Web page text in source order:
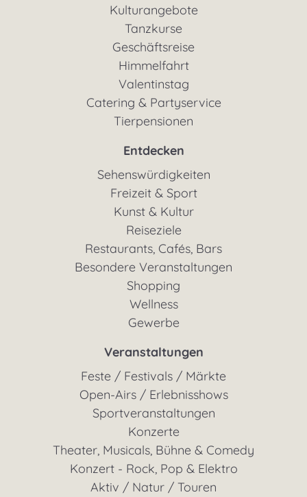
Kulturangebote
Tanzkurse
Geschäftsreise
Himmelfahrt
Valentinstag
Catering & Partyservice
Tierpensionen
Entdecken
Sehenswürdigkeiten
Freizeit & Sport
Kunst & Kultur
Reiseziele
Restaurants, Cafés, Bars
Besondere Veranstaltungen
Shopping
Wellness
Gewerbe
Veranstaltungen
Feste / Festivals / Märkte
Open-Airs / Erlebnisshows
Sportveranstaltungen
Konzerte
Theater, Musicals, Bühne & Comedy
Konzert - Rock, Pop & Elektro
Aktiv / Natur / Touren